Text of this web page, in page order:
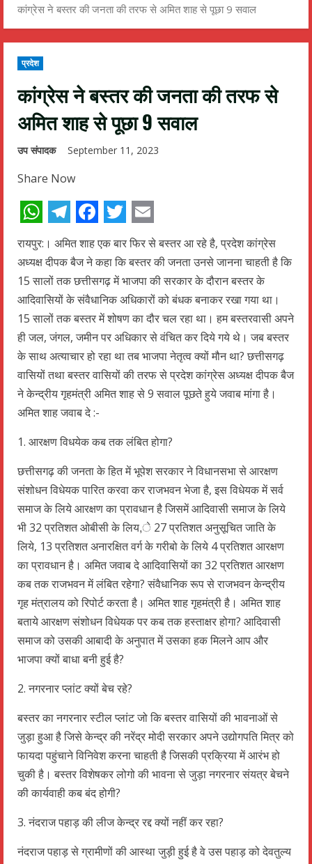
कांग्रेस ने बस्तर की जनता की तरफ से अमित शाह से पूछा 9 सवाल
प्रदेश
कांग्रेस ने बस्तर की जनता की तरफ से
अमित शाह से पूछा 9 सवाल
उप संपादक September 11, 2023
Share Now
WhatsApp
Telegram
Facebook
Twitter
Email
रायपुर:। अमित शाह एक बार फिर से बस्तर आ रहे है, प्रदेश कांग्रेस
अध्यक्ष दीपक बैज ने कहा कि बस्तर की जनता उनसे जानना चाहती है कि
15 सालों तक छत्तीसगढ़ में भाजपा की सरकार के दौरान बस्तर के
आदिवासियों के संवैधानिक अधिकारों को बंधक बनाकर रखा गया था।
15 सालों तक बस्तर में शोषण का दौर चल रहा था। हम बस्तरवासी अपने
ही जल, जंगल, जमीन पर अधिकार से वंचित कर दिये गये थे। जब बस्तर
के साथ अत्याचार हो रहा था तब भाजपा नेतृत्व क्यों मौन था? छत्तीसगढ़
वासियों तथा बस्तर वासियों की तरफ से प्रदेश कांग्रेस अध्यक्ष दीपक बैज
ने केन्द्रीय गृहमंत्री अमित शाह से 9 सवाल पूछते हुये जवाब मांगा है।
अमित शाह जवाब दे :-
1. आरक्षण विधयेक कब तक लंबित होगा?
छत्तीसगढ़ की जनता के हित में भूपेश सरकार ने विधानसभा से आरक्षण
संशोधन विधेयक पारित करवा कर राजभवन भेजा है, इस विधेयक में सर्व
समाज के लिये आरक्षण का प्रावधान है जिसमें आदिवासी समाज के लिये
भी 32 प्रतिशत ओबीसी के लिय,े 27 प्रतिशत अनुसूचित जाति के
लिये, 13 प्रतिशत अनारक्षित वर्ग के गरीबो के लिये 4 प्रतिशत आरक्षण
का प्रावधान है। अमित जवाब दे आदिवासियों का 32 प्रतिशत आरक्षण
कब तक राजभवन में लंबित रहेगा? संवैधानिक रूप से राजभवन केन्द्रीय
गृह मंत्रालय को रिपोर्ट करता है। अमित शाह गृहमंत्री है। अमित शाह
बताये आरक्षण संशोधन विधेयक पर कब तक हस्ताक्षर होगा? आदिवासी
समाज को उसकी आबादी के अनुपात में उसका हक मिलने आप और
भाजपा क्यों बाधा बनी हुई है?
2. नगरनार प्लांट क्यों बेच रहे?
बस्तर का नगरनार स्टील प्लांट जो कि बस्तर वासियों की भावनाओं से
जुड़ा हुआ है जिसे केन्द्र की नरेंद्र मोदी सरकार अपने उद्योगपति मित्र को
फायदा पहुंचाने विनिवेश करना चाहती है जिसकी प्रक्रिया में आरंभ हो
चुकी है। बस्तर विशेषकर लोगो की भावना से जुड़ा नगरनार संयत्र बेचने
की कार्यवाही कब बंद होगी?
3. नंदराज पहाड़ की लीज केन्द्र रद्द क्यों नहीं कर रहा?
नंदराज पहाड़ से ग्रामीणों की आस्था जुड़ी हुई है वे उस पहाड़ को देवतुल्य